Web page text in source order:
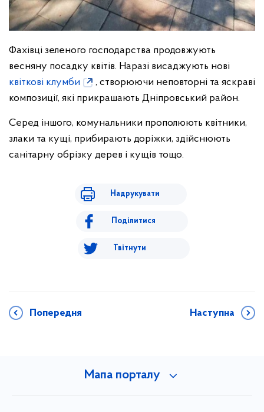
Фахівці зеленого господарства продовжують
весняну посадку квітів. Наразі висаджують нові
квіткові клумби
, створюючи неповторні та яскраві
композиції, які прикрашають Дніпровський район.
Серед іншого, комунальники прополюють квітники,
злаки та кущі, прибирають доріжки, здійснюють
санітарну обрізку дерев і кущів тощо.
Надрукувати
Поділитися
Твітнути
Попередня Наступна
Мапа порталу